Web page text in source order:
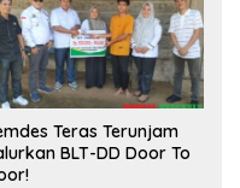
Teras Terunjam
BLT-DD Door To